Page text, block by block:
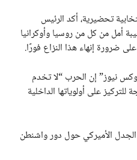
تحضيرية، أكد الرئيس
أمل من كل من روسيا وأوكرانيا
ضرورة إنهاء هذا النزاع فورًا.
نيوز” إن الحرب “لا تخدم
على أولوياتها الداخلية
الأميركي حول دور واشنطن